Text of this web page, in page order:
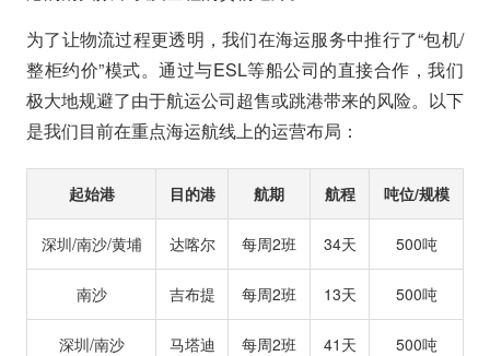
为了让物流过程更透明，我们在海运服务中推行了“包机/
整柜约价”模式。通过与ESL等船公司的直接合作，我们
极大地规避了由于航运公司超售或跳港带来的风险。以下
是我们目前在重点海运航线上的运营布局：
起始港 目的港 航期 航程 吨位/规模
深圳/南沙/黄埔 达喀尔 每周2班 34天 500吨
南沙 吉布提 每周2班 13天 500吨
深圳/南沙 马塔迪 每周2班 41天 500吨